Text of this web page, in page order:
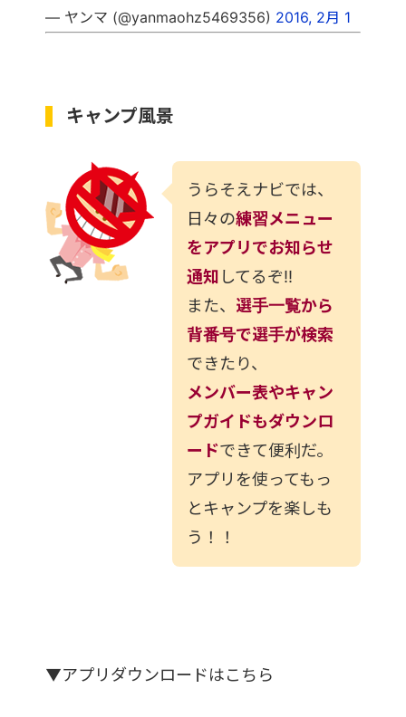
— ヤンマ (@yanmaohz5469356) 2016, 2月 1
キャンプ風景
うらそえナビでは、
日々の練習メニュー
をアプリでお知らせ
通知 してるぞ!!
また、 選手一覧から
背番号で選手が検索
できたり、
メンバー表やキャン
プガイドもダウンロ
ードできて便利だ。
アプリを使ってもっ
とキャンプを楽しも
う！！
▼アプリダウンロードはこちら